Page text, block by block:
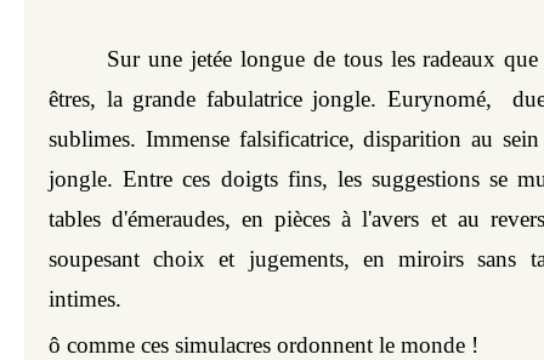
Sur une jetée longue de tous les radeaux
êtres, la grande fabulatrice jongle. Eurynomé,
sublimes. Immense falsificatrice, disparition au sein
jongle. Entre ces doigts fins, les suggestions se
tables d'émeraudes, en pièces à l'avers et au
soupesant choix et jugements, en miroirs sans
intimes.
ô comme ces simulacres ordonnent le monde !